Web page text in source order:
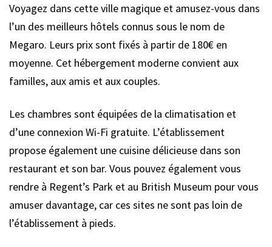
Voyagez dans cette ville magique et amusez-vous dans
l’un des meilleurs hôtels connus sous le nom de
Megaro. Leurs prix sont fixés à partir de 180€ en
moyenne. Cet hébergement moderne convient aux
familles, aux amis et aux couples.
Les chambres sont équipées de la climatisation et
d’une connexion Wi-Fi gratuite. L’établissement
propose également une cuisine délicieuse dans son
restaurant et son bar. Vous pouvez également vous
rendre à Regent’s Park et au British Museum pour vous
amuser davantage, car ces sites ne sont pas loin de
l’établissement à pieds.